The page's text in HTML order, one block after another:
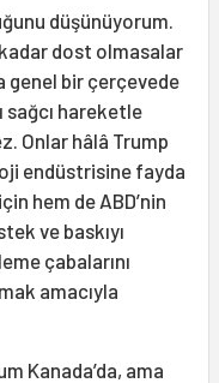
düşünüyorum.
dost olmasalar
genel bir çerçevede
sağcı hareketle
Onlar hâlâ Trump
endüstrisine fayda
hem de ABD’nin
ve baskıyı
çabalarını
amacıyla
Kanada’da, ama